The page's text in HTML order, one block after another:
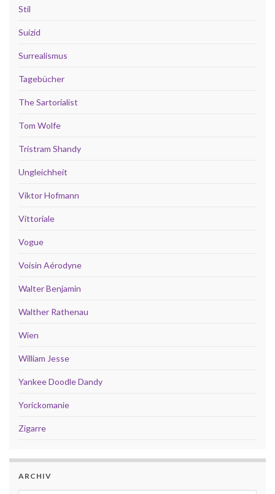
Stil
Suizid
Surrealismus
Tagebücher
The Sartorialist
Tom Wolfe
Tristram Shandy
Ungleichheit
Viktor Hofmann
Vittoriale
Vogue
Voisin Aérodyne
Walter Benjamin
Walther Rathenau
Wien
William Jesse
Yankee Doodle Dandy
Yorickomanie
Zigarre
ARCHIV